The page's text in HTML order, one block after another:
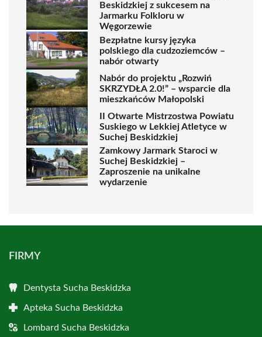
Beskidzkiej z sukcesem na
Jarmarku Folkloru w
Węgorzewie
Bezpłatne kursy języka
polskiego dla cudzoziemców –
nabór otwarty
Nabór do projektu „Rozwiń
SKRZYDŁA 2.0!” – wsparcie dla
mieszkańców Małopolski
II Otwarte Mistrzostwa Powiatu
Suskiego w Lekkiej Atletyce w
Suchej Beskidzkiej
Zamkowy Jarmark Staroci w
Suchej Beskidzkiej –
Zaproszenie na unikalne
wydarzenie
FIRMY
Dentysta Sucha Beskidzka
Apteka Sucha Beskidzka
Lombard Sucha Beskidzka